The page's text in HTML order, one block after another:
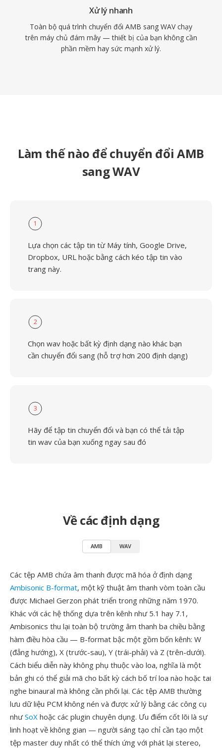
Xử lý nhanh
Toàn bộ quá trình chuyển đổi AMB sang WAV chạy
trên máy chủ đám mây — thiết bị của bạn không cần
phần mềm hay sức mạnh xử lý.
Làm thế nào để chuyển đổi AMB
sang WAV
1
Lựa chọn các tập tin từ Máy tính, Google Drive,
Dropbox, URL hoặc bằng cách kéo tập tin vào
trang này.
2
Chọn wav hoặc bất kỳ định dạng nào khác bạn
cần chuyển đổi sang (hỗ trợ hơn 200 định dạng)
3
Hãy để tập tin chuyển đổi và bạn có thể tải tập
tin wav của bạn xuống ngay sau đó
Về các định dạng
AMB WAV
Các tệp AMB chứa âm thanh được mã hóa ở định dạng
Ambisonic B-format, một kỹ thuật âm thanh vòm toàn cầu
được Michael Gerzon phát triển trong những năm 1970.
Khác với các hệ thống dựa trên kênh như 5.1 hay 7.1,
Ambisonics thu lại toàn bộ trường âm thanh ba chiều bằng
hàm điều hòa cầu — B-format bậc một gồm bốn kênh: W
(đẳng hướng), X (trước-sau), Y (trái-phải) và Z (trên-dưới).
Cách biểu diễn này không phụ thuộc vào loa, nghĩa là một
bản ghi có thể giải mã cho bất kỳ cách bố trí loa nào hoặc tai
nghe binaural mà không cần phối lại. Các tệp AMB thường
lưu dữ liệu PCM không nén và được xử lý bằng các công cụ
nhưSoX hoặc các plugin chuyên dụng. Ưu điểm cốt lõi là sự
linh hoạt về không gian — người sáng tạo chỉ cần tạo một
tệp master duy nhất có thể thích ứng với phát lại stereo,